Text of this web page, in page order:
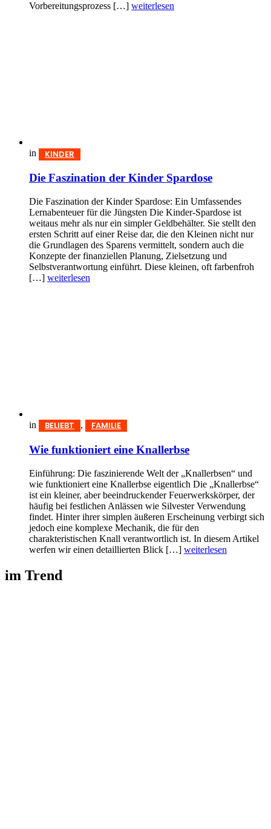
Vorbereitungsprozess […] weiterlesen
in KINDER
Die Faszination der Kinder Spardose
Die Faszination der Kinder Spardose: Ein Umfassendes
Lernabenteuer für die Jüngsten Die Kinder-Spardose ist
weitaus mehr als nur ein simpler Geldbehälter. Sie stellt den
ersten Schritt auf einer Reise dar, die den Kleinen nicht nur
die Grundlagen des Sparens vermittelt, sondern auch die
Konzepte der finanziellen Planung, Zielsetzung und
Selbstverantwortung einführt. Diese kleinen, oft farbenfroh
[…] weiterlesen
in BELIEBT , FAMILIE
Wie funktioniert eine Knallerbse
Einführung: Die faszinierende Welt der „Knallerbsen“ und
wie funktioniert eine Knallerbse eigentlich Die „Knallerbse“
ist ein kleiner, aber beeindruckender Feuerwerkskörper, der
häufig bei festlichen Anlässen wie Silvester Verwendung
findet. Hinter ihrer simplen äußeren Erscheinung verbirgt sich
jedoch eine komplexe Mechanik, die für den
charakteristischen Knall verantwortlich ist. In diesem Artikel
werfen wir einen detaillierten Blick […] weiterlesen
im Trend